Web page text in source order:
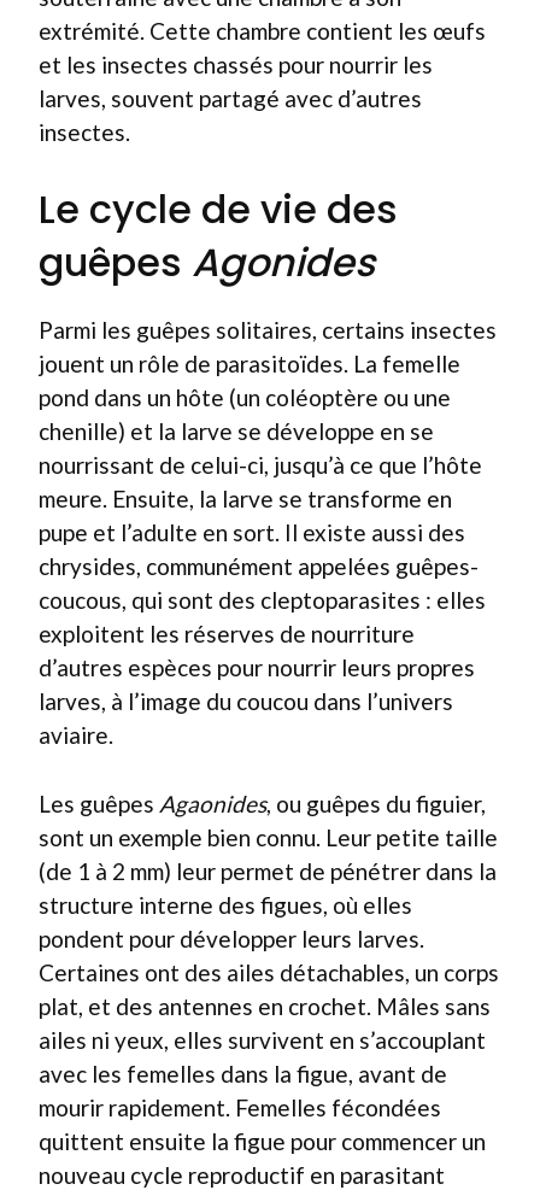
extrémité. Cette chambre contient les œufs
et les insectes chassés pour nourrir les
larves, souvent partagé avec d’autres
insectes.
Le cycle de vie des
guêpes Agonides
Parmi les guêpes solitaires, certains insectes
jouent un rôle de parasitoïdes. La femelle
pond dans un hôte (un coléoptère ou une
chenille) et la larve se développe en se
nourrissant de celui-ci, jusqu’à ce que l’hôte
meure. Ensuite, la larve se transforme en
pupe et l’adulte en sort. Il existe aussi des
chrysides, communément appelées guêpes-
coucous, qui sont des cleptoparasites : elles
exploitent les réserves de nourriture
d’autres espèces pour nourrir leurs propres
larves, à l’image du coucou dans l’univers
aviaire.
Les guêpes Agaonides, ou guêpes du figuier,
sont un exemple bien connu. Leur petite taille
(de 1 à 2 mm) leur permet de pénétrer dans la
structure interne des figues, où elles
pondent pour développer leurs larves.
Certaines ont des ailes détachables, un corps
plat, et des antennes en crochet. Mâles sans
ailes ni yeux, elles survivent en s’accouplant
avec les femelles dans la figue, avant de
mourir rapidement. Femelles fécondées
quittent ensuite la figue pour commencer un
nouveau cycle reproductif en parasitant